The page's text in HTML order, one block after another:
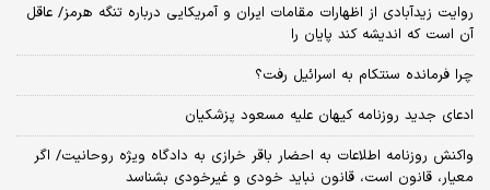
روایت زیدآبادی از اظهارات مقامات ایران و آمریکایی درباره تنگه هرمز/ عاقل
آن است که اندیشه کند پایان را
چرا فرمانده سنتکام به اسرائیل رفت؟
ادعای جدید روزنامه کیهان علیه مسعود پزشکیان
واکنش روزنامه اطلاعات به احضار باقر خرازی به دادگاه ویژه روحانیت/ اگر
معیار، قانون است، قانون نباید خودی و غیرخودی بشناسد